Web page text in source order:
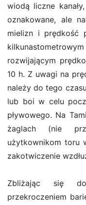
wiodą liczne
oznakowane, ale
mielizn i prędkość
rozwijającym
10 h. Z uwagi na
należy do tego
lub boi w celu
pływowego. Na
żaglach (nie
użytkownikom toru
zakotwiczenie
Zbliżając się
przekroczeniem